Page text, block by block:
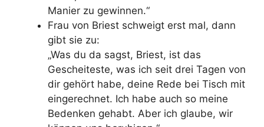
Manier zu gewinnen.“
Frau von Briest schweigt erst mal, dann
gibt sie zu:
„Was du da sagst, Briest, ist das
Gescheiteste, was ich seit drei Tagen von
dir gehört habe, deine Rede bei Tisch mit
eingerechnet. Ich habe auch so meine
Bedenken gehabt. Aber ich glaube, wir